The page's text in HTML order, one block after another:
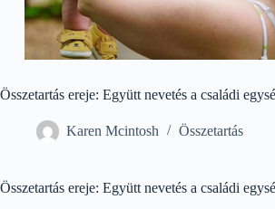
Összetartás ereje: Együtt nevetés a családi
Karen Mcintosh Összetartás
Összetartás ereje: Együtt nevetés a családi